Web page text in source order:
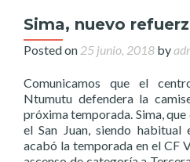
Sima, nuevo
Posted on 25 junio, 2018 by
Comunicamos que el
Ntumutu defendera la
próxima temporada. Sima,
el San Juan, siendo habitual
acabó la temporada en el CF